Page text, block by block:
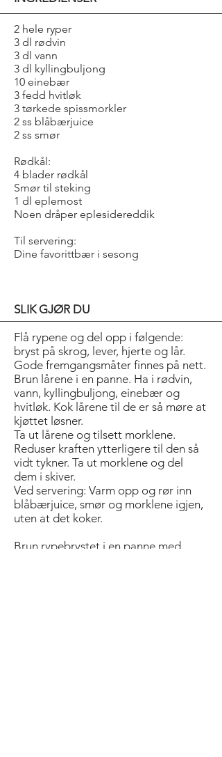
2 hele ryper
3 dl rødvin
3 dl vann
3 dl kyllingbuljong
10 einebær
3 fedd hvitløk
3 tørkede spissmorkler
2 ss blåbærjuice
2 ss smør
Rødkål:
4 blader rødkål
Smør til steking
1 dl eplemost
Noen dråper eplesidereddik
Til servering:
Dine favorittbær i sesong
SLIK GJØR DU
Flå rypene og del opp i følgende:
bryst på skrog, lever, hjerte og lår.
Gode fremgangsmåter finnes på nett.
Brun lårene i en panne. Ha i rødvin,
vann, kyllingbuljong, einebær og
hvitløk. Kok lårene til de er så møre at
kjøttet løsner.
Ta ut lårene og tilsett morklene.
Reduser kraften ytterligere til den så
vidt tykner. Ta ut morklene og del
dem i skiver.
Ved servering: Varm opp og rør inn
blåbærjuice, smør og morklene igjen,
uten at det koker.
Brun rypebrystet i en panne med